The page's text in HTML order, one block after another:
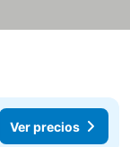
Ver precios